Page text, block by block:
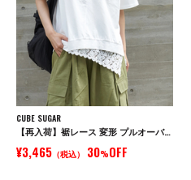
CUBE SUGAR
【再入荷】裾レース 変形 プルオーバー Tシャツ
¥3,465 （税込） 30%OFF